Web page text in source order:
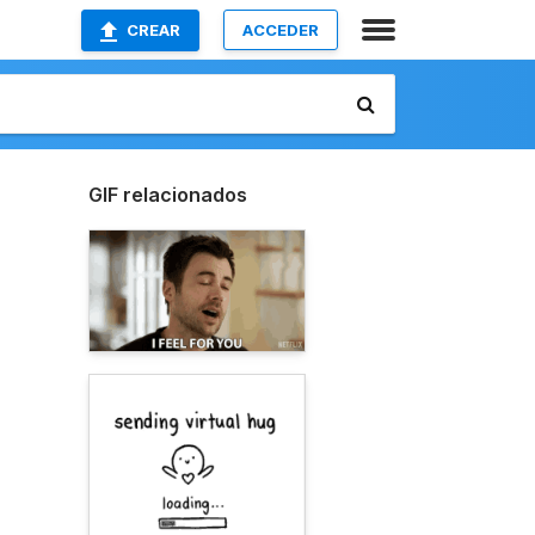
CREAR ACCEDER
GIF relacionados